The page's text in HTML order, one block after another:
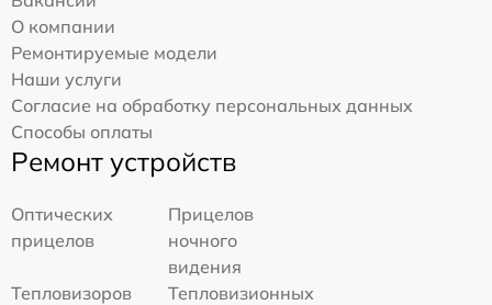
О компании
Ремонтируемые модели
Наши услуги
Согласие на обработку персональных данных
Способы оплаты
Ремонт устройств
Оптических
прицелов
Прицелов
ночного
видения
Тепловизоров
Тепловизионных